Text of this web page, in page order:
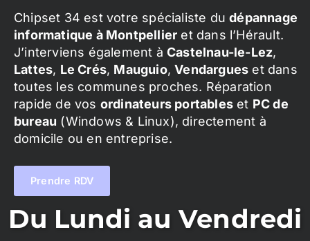
Chipset 34 est votre spécialiste dudépannage
informatique à Montpellier et dans l’Hérault.
J’interviens également à Castelnau-le-Lez,
Lattes, Le Crés, Mauguio,Vendargues et dans
toutes les communes proches. Réparation
rapide de vos ordinateurs portables et PC de
bureau (Windows & Linux), directement à
domicile ou en entreprise.
Prendre RDV
Du Lundi au Vendredi